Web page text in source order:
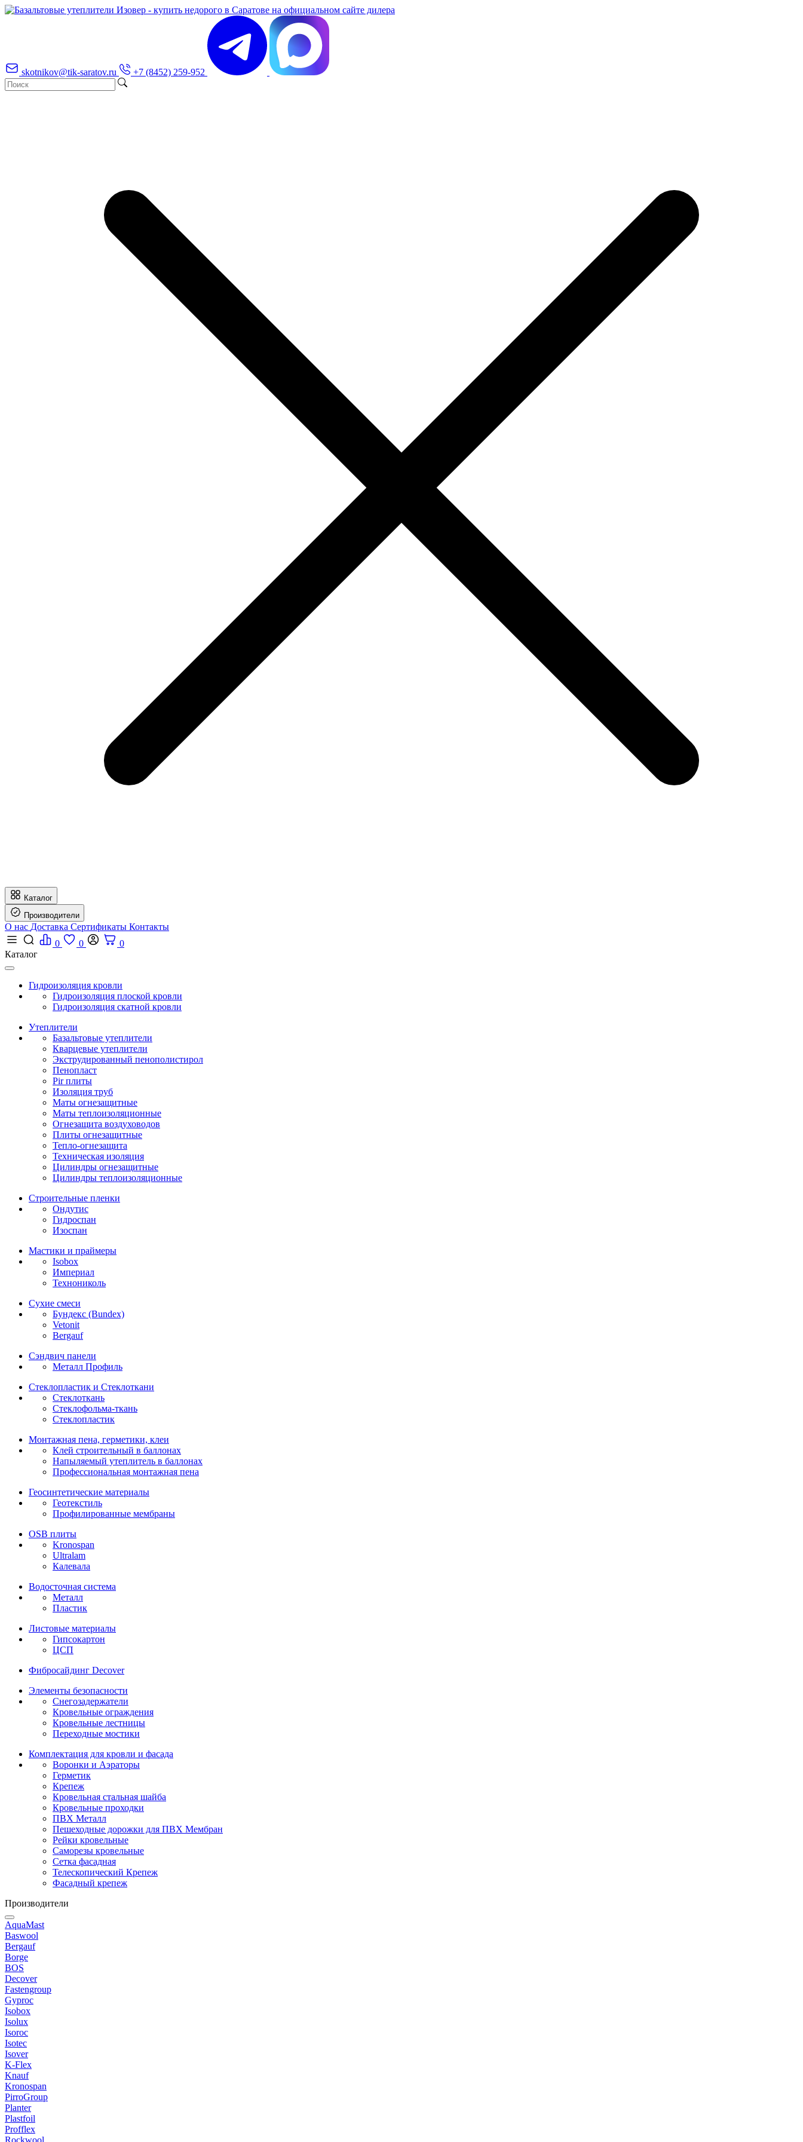
skotnikov@tik-saratov.ru +7 (8452) 259-952
Каталог
Производители
О нас Доставка Сертификаты Контакты
0
0
0
Каталог
Гидроизоляция кровли
Гидроизоляция плоской кровли
Гидроизоляция скатной кровли
Утеплители
Базальтовые утеплители
Кварцевые утеплители
Экструдированный пенополистирол
Пенопласт
Pir плиты
Изоляция труб
Маты огнезащитные
Маты теплоизоляционные
Огнезащита воздуховодов
Плиты огнезащитные
Тепло-огнезащита
Техническая изоляция
Цилиндры огнезащитные
Цилиндры теплоизоляционные
Строительные пленки
Ондутис
Гидроспан
Изоспан
Мастики и праймеры
Isobox
Империал
Технониколь
Сухие смеси
Бундекс (Bundex)
Vetonit
Bergauf
Сэндвич панели
Металл Профиль
Стеклопластик и Стеклоткани
Стеклоткань
Стеклофольма-ткань
Стеклопластик
Монтажная пена, герметики, клеи
Клей строительный в баллонах
Напыляемый утеплитель в баллонах
Профессиональная монтажная пена
Геосинтетические материалы
Геотекстиль
Профилированные мембраны
OSB плиты
Kronospan
Ultralam
Калевала
Водосточная система
Металл
Пластик
Листовые материалы
Гипсокартон
ЦСП
Фибросайдинг Decover
Элементы безопасности
Снегозадержатели
Кровельные ограждения
Кровельные лестницы
Переходные мостики
Комплектация для кровли и фасада
Воронки и Аэраторы
Герметик
Крепеж
Кровельная стальная шайба
Кровельные проходки
ПВХ Металл
Пешеходные дорожки для ПВХ Мембран
Рейки кровельные
Саморезы кровельные
Сетка фасадная
Телескопический Крепеж
Фасадный крепеж
Производители
AquaMast
Baswool
Bergauf
Borge
BOS
Decover
Fastengroup
Gyproc
Isobox
Isolux
Isoroc
Isotec
Isover
K-Flex
Knauf
Kronospan
PirroGroup
Planter
Plastfoil
Profflex
Rockwool